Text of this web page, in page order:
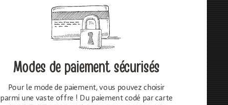
Modes de paiement sécurisés
Pour le mode de paiement, vous pouvez choisir
parmi une vaste offre ! Du paiement codé par carte